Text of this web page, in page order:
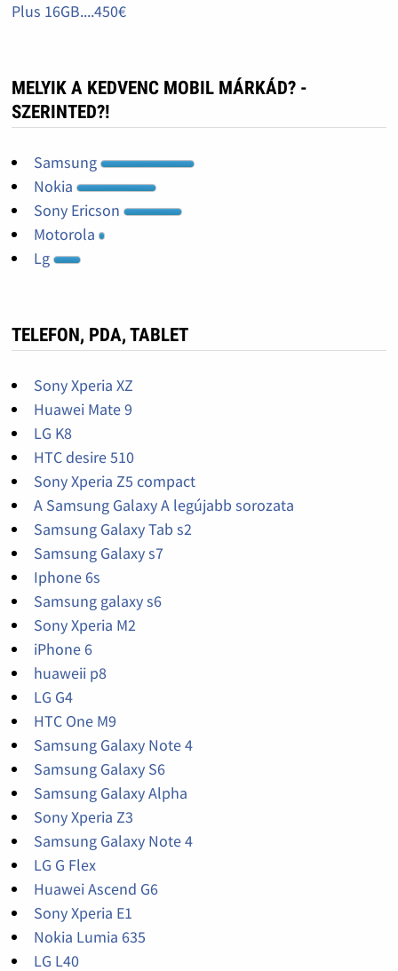
Plus 16GB....450€
MELYIK A KEDVENC MOBIL MÁRKÁD? -
SZERINTED?!
Samsung
Nokia
Sony Ericson
Motorola
Lg
TELEFON, PDA, TABLET
Sony Xperia XZ
Huawei Mate 9
LG K8
HTC desire 510
Sony Xperia Z5 compact
A Samsung Galaxy A legújabb sorozata
Samsung Galaxy Tab s2
Samsung Galaxy s7
Iphone 6s
Samsung galaxy s6
Sony Xperia M2
iPhone 6
huaweii p8
LG G4
HTC One M9
Samsung Galaxy Note 4
Samsung Galaxy S6
Samsung Galaxy Alpha
Sony Xperia Z3
Samsung Galaxy Note 4
LG G Flex
Huawei Ascend G6
Sony Xperia E1
Nokia Lumia 635
LG L40